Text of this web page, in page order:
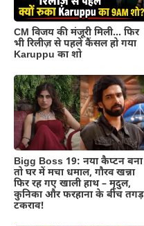
CM विजय की मंजूरी मिली… फिर
भी रिलीज़ से पहले कैंसल हो गया
Karuppu का शो
Bigg Boss 19: नया कैप्टन बना
तो घर में मचा धमाल, गौरव खन्ना
फिर रह गए खाली हाथ – मृदुल,
कुनिका और फरहाना के बीच
टकराव!